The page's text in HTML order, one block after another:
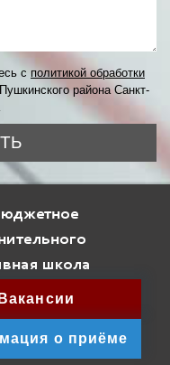
с политикой обработки
района Санкт-
школа
Санкт-
Вакансии
о приёме